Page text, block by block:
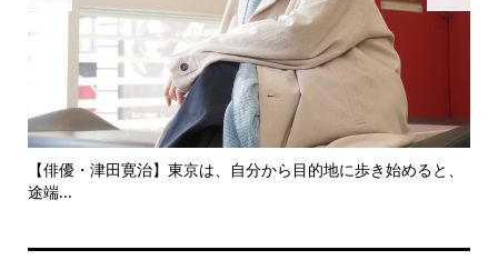
【俳優・津田寛治】東京は、自分から目的地に歩き始めると、
途端...